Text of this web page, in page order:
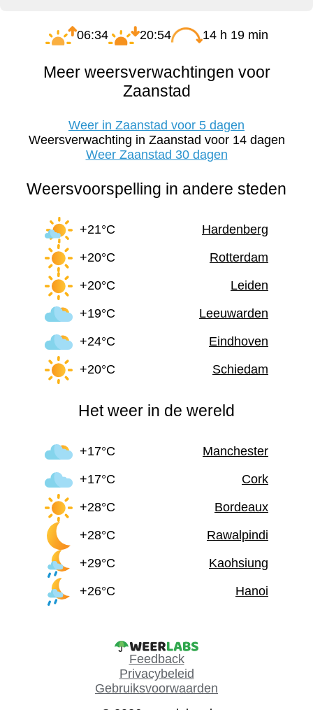
06:34 20:54 14 h 19 min
Meer weersverwachtingen voor
Zaanstad
Weer in Zaanstad voor 5 dagen
Weersverwachting in Zaanstad voor 14 dagen
Weer Zaanstad 30 dagen
Weersvoorspelling in andere steden
+21°C
Hardenberg
+20°C
Rotterdam
+20°C
Leiden
+19°C
Leeuwarden
+24°C
Eindhoven
+20°C
Schiedam
Het weer in de wereld
+17°C
Manchester
+17°C
Cork
+28°C
Bordeaux
+28°C
Rawalpindi
+29°C
Kaohsiung
+26°C
Hanoi
Feedback
Privacybeleid
Gebruiksvoorwaarden